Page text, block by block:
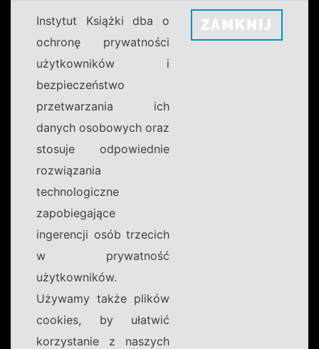
Instytut Książki dba o
ochronę prywatności
użytkowników i
bezpieczeństwo
przetwarzania ich
danych osobowych oraz
stosuje odpowiednie
rozwiązania
technologiczne
zapobiegające
ingerencji osób trzecich
w prywatność
użytkowników.
Używamy także plików
cookies, by ułatwić
korzystanie z naszych
ZAMKNIJ